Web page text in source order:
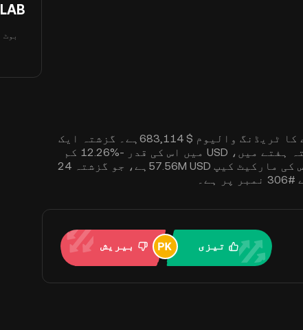
LAB اس وقت $ 0.1279پر ٹریڈ ہو رہا ہے، جس کا 24 گھنٹے کا ٹریڈنگ والیوم $ 683,114ہے۔ گزشتہ ایک
گھنٹے میں، LAB کی قیمت میں -‎0.8% چینج ہوا، اور گزشتہ ہفتے میں، USD میں اس کی قدر -‎12.26% کم
ہوئی۔ LAB کی سرکولیٹنگ سپلائی 455,095,194 LABہے، جس کی مارکیٹ کیپ 57.56M USDہے، جو گزشتہ 24
تیزی بیریش
LAB مارکیٹس
بوٹ